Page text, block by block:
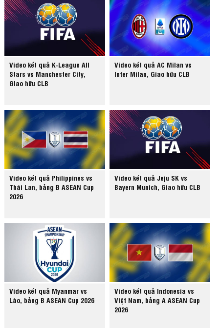
Video kết quả K-League All
Stars vs Manchester City,
Giao hữu CLB
Video kết quả AC Milan vs
Inter Milan, Giao hữu CLB
Video kết quả Philippines vs
Thái Lan, bảng B ASEAN Cup
2026
Video kết quả Jeju SK vs
Bayern Munich, Giao hữu CLB
Video kết quả Myanmar vs
Lào, bảng B ASEAN Cup 2026
Video kết quả Indonesia vs
Việt Nam, bảng A ASEAN Cup
2026